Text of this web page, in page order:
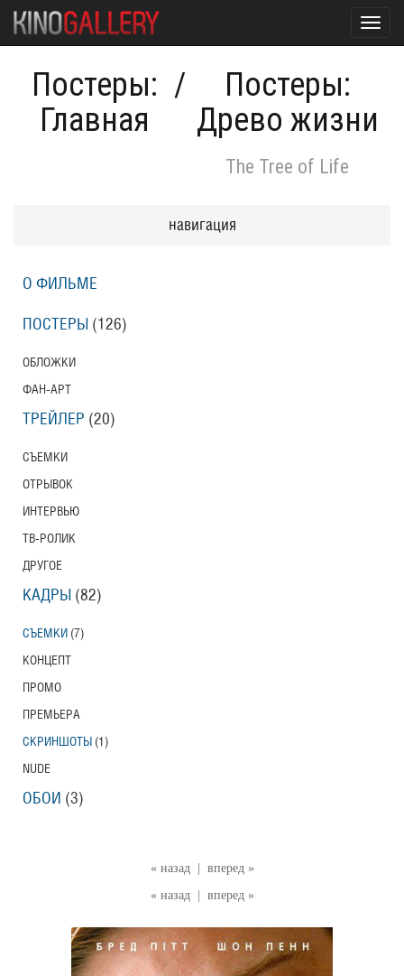
Постеры:
Главная
/
Постеры:
Древо жизни
The Tree of Life
« назад
вперед »
« назад
вперед »
навигация
О ФИЛЬМЕ
ПОСТЕРЫ (126)
ОБЛОЖКИ
ФАН-АРТ
ТРЕЙЛЕР (20)
СЪЕМКИ
ОТРЫВОК
ИНТЕРВЬЮ
ТВ-РОЛИК
ДРУГОЕ
КАДРЫ (82)
СЪЕМКИ (7)
КОНЦЕПТ
ПРОМО
ПРЕМЬЕРА
СКРИНШОТЫ (1)
NUDE
ОБОИ (3)